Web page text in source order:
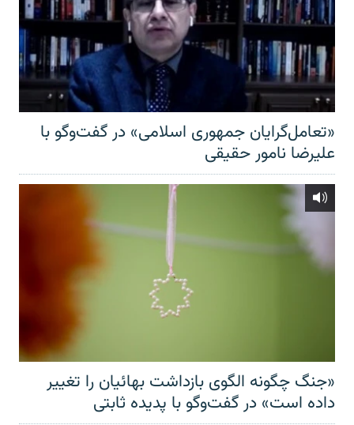
«تعامل‌گرایان جمهوری اسلامی» در گفت‌وگو با
علیرضا نامور حقیقی
«جنگ چگونه الگوی بازداشت بهائیان را تغییر
داده است» در گفت‌وگو با پدیده ثابتی